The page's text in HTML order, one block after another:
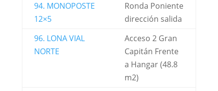
94. MONOPOSTE
12×5
Ronda Poniente
dirección salida
96. LONA VIAL
NORTE
Acceso 2 Gran
Capitán Frente
a Hangar (48.8
m2)